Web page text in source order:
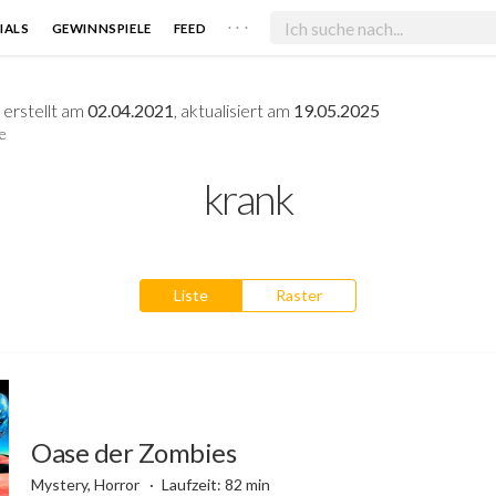
GEWINNSPIELE FEED . . .
erstellt am02.04.2021 , aktualisiert am 19.05.2025
krank
Liste Raster
Oase der Zombies
Mystery, Horror Laufzeit: 82 min